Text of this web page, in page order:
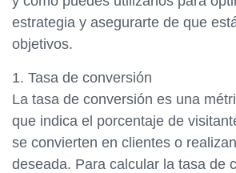
estrategia y asegurarte de que
objetivos.
1. Tasa de conversión
La tasa de conversión es una
que indica el porcentaje de
se convierten en clientes o
deseada. Para calcular la tasa de